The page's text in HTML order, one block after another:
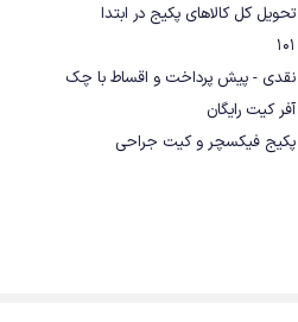
تحویل کل کالاهای پکیج در ابتدا
101
نقدی - پیش پرداخت و اقساط با چک
آفر کیت رایگان
پکیج فیکسچر و کیت جراحی